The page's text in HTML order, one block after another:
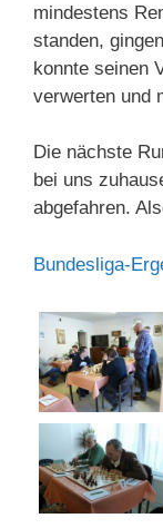
mindestens
standen,
konnte seinen
verwerten und
Die nächste
bei uns
abgefahren.
Bundesliga-